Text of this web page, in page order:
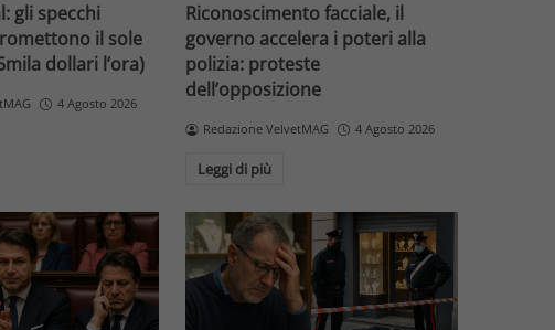
gli specchi
il sole
dollari l’ora)
4 Agosto 2026
Riconoscimento facciale, il
governo accelera i poteri alla
polizia: proteste
dell’opposizione
Redazione VelvetMAG 4 Agosto 2026
Leggi di più